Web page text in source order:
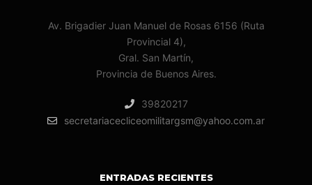
Av. Brigadier Juan Manuel de Rosas 6156 (Ruta
Provincial 4),
Gral. San Martín,
Provincia de Buenos Aires.
39820217
secretariacecliceomilitargsm@yahoo.com.ar
ENTRADAS RECIENTES